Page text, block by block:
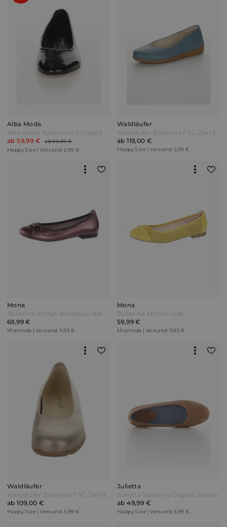
Alba Moda
Alba Moda Ballerinas Schwarz
ab 59,99 €
ab 99,99 €
Happy Size | Versand: 5,99 €
Waldläufer
Waldläufer Ballerina FSC-Zertifizierung Blau
ab 119,00 €
Happy Size | Versand: 5,99 €
Mona
Ballerina MONA Bordeaux Rot
69,99 €
Miamoda | Versand: 5,95 €
Mona
Ballerina MONA Gelb
59,99 €
Miamoda | Versand: 5,95 €
Waldläufer
Waldläufer Ballerina FSC-Zertifizierung Goldfarben
ab 109,00 €
Happy Size | Versand: 5,99 €
Julietta
Julietta Ballerina Cognac Braun
ab 49,99 €
Happy Size | Versand: 5,99 €